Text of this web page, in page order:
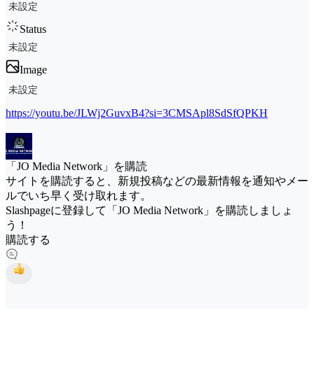
未設定
Status
未設定
Image
未設定
https://youtu.be/JLWj2GuvxB4?si=3CMSApl8SdSfQPKH
「JO Media Network」を購読
サイトを購読すると、新規投稿などの最新情報を通知やメー
ルでいち早く受け取れます。
Slashpageに登録して「JO Media Network」を購読しましょ
う！
購読する